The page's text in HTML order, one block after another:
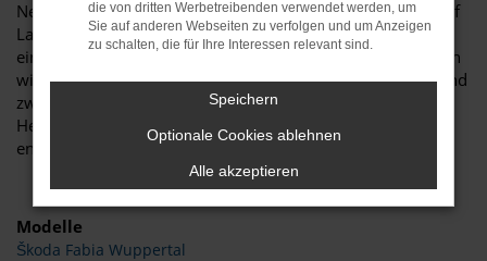
Neufahrzeuge, EU-Fahrzeuge sowie Jahreswagen für Sie auf
Lager. Wer in Wuppertal lebt, hat es nicht weit zu uns. Auf
einem Gelände von mehr als 11.000 Quadratmetern bieten
wir alles, was das Herz eines Autointeressierten begehrt und
zwar sowohl jede Menge Werkstattfläche mit mehrere
Hebebühnen als auch angenehme Verkaufsräume mit
enormer Auswahl.
Modelle
Škoda Fabia Wuppertal
die von dritten Werbetreibenden verwendet werden, um
Sie auf anderen Webseiten zu verfolgen und um Anzeigen
zu schalten, die für Ihre Interessen relevant sind.
Speichern
Optionale Cookies ablehnen
Alle akzeptieren